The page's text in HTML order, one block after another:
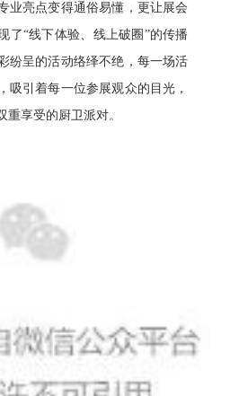
业亮点变得通俗易懂，更让展会
了“线下体验、线上破圈”的传播
纷呈的活动络绎不绝，每一场活
吸引着每一位参展观众的目光，
享受的厨卫派对。